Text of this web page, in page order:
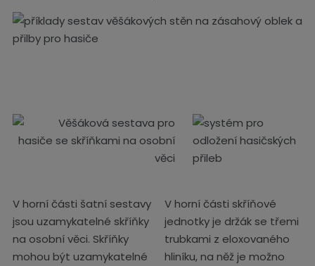
V horní části šatní sestavy
jsou uzamykatelné skříňky
na osobní věci. Skříňky
mohou být uzamykatelné
V horní části skříňové
jednotky je držák se třemi
trubkami z eloxovaného
hliníku, na něž je možno